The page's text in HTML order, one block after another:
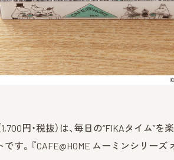
円・税抜）は、毎日の“FIKAタイム
す。『CAFE@HOME ムーミンシリー